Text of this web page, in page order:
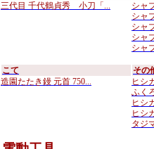
三代目 千代鶴貞秀 小刀「...
シャ
シャ
シャ
シャ
シャ
こて
造園たたき鏝 元首 750...
その
ヒシ
ふく
ヒシ
ヒシ
タジ